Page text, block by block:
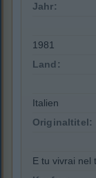
Jahr:
1981
Land:
Italien
Originaltitel:
E tu vivrai nel